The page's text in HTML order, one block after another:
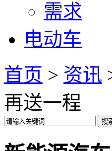
需求
电动车
首页 > 资讯
再送一程